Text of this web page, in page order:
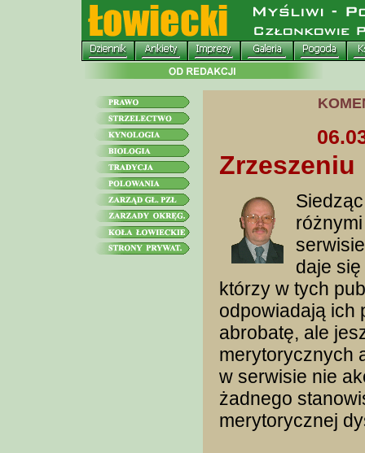
Zrzeszeniu
daje
którzy w tych
odpowiadają ich
abrobatę, ale
merytorycznych
w serwisie nie
żadnego
merytorycznej